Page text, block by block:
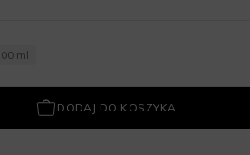
ml
DODAJ DO KOSZYKA